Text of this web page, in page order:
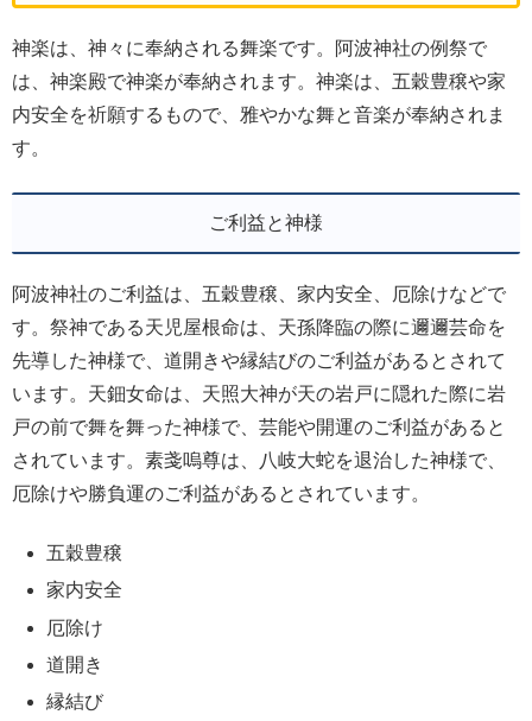
神楽は、神々に奉納される舞楽です。阿波神社の例祭で
は、神楽殿で神楽が奉納されます。神楽は、五穀豊穣や家
内安全を祈願するもので、雅やかな舞と音楽が奉納されま
す。
ご利益と神様
阿波神社のご利益は、五穀豊穣、家内安全、厄除けなどで
す。祭神である天児屋根命は、天孫降臨の際に邇邇芸命を
先導した神様で、道開きや縁結びのご利益があるとされて
います。天鈿女命は、天照大神が天の岩戸に隠れた際に岩
戸の前で舞を舞った神様で、芸能や開運のご利益があると
されています。素戔嗚尊は、八岐大蛇を退治した神様で、
厄除けや勝負運のご利益があるとされています。
五穀豊穣
家内安全
厄除け
道開き
縁結び